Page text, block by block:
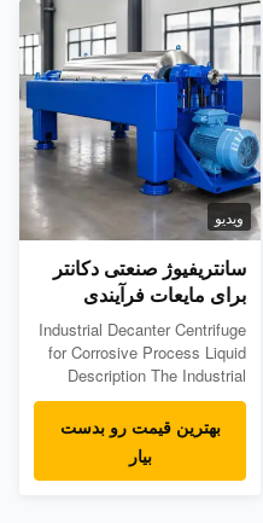
and safe operation are
required. The sealed structure
prevents ...
ویدیو
سانتریفیوژ صنعتی دکانتر
برای مایعات فرآیندی
خورنده
Industrial Decanter Centrifuge
for Corrosive Process Liquid
Description The Industrial
Decanter Centrifuge for
Corrosive Process Liquid is
designed for solid-liquid
separation in chemical
بهترین قیمت رو بدست
بیار